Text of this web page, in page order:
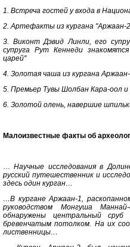
1. Встреча гостей у входа в
2. Артефакты из кургана "Аржаан-
3. Виконт Дэвид Линли, его
супруга Рут Кеннеди
царей"
4. Золотая чаша из кургана
5. Премьер Тувы Шолбан Кара-оол
6. Золотой олень, навершие
Малоизвестные факты об
…Научные исследования в
русский путешественник и
здесь один курган…
…В кургане Аржаан-1,
руководством Монгуша
обнаружены центральный
бревенчатым потолком. На их
лиственницы…